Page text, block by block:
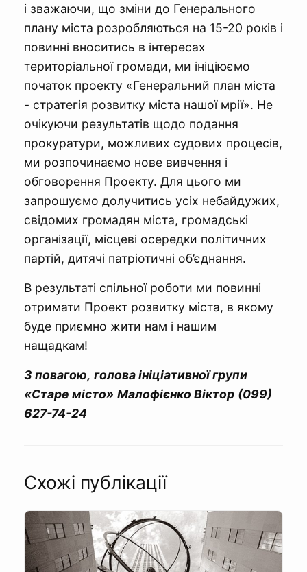
і зважаючи, що зміни до Генерального
плану міста розробляються на 15-20 років і
повинні вноситись в інтересах
територіальної громади, ми ініціюємо
початок проекту «Генеральний план міста
- стратегія розвитку міста нашої мрії». Не
очікуючи результатів щодо подання
прокуратури, можливих судових процесів,
ми розпочинаємо нове вивчення і
обговорення Проекту. Для цього ми
запрошуємо долучитись усіх небайдужих,
свідомих громадян міста, громадські
організації, місцеві осередки політичних
партій, дитячі патріотичні об’єднання.
В результаті спільної роботи ми повинні
отримати Проект розвитку міста, в якому
буде приємно жити нам і нашим
нащадкам!
З повагою, голова ініціативної групи
«Старе місто» Малофієнко Віктор (099)
627-74-24
Схожі публікації